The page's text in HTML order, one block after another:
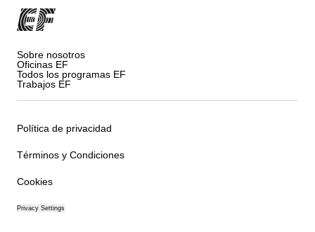
Sobre nosotros
Oficinas EF
Todos los programas EF
Trabajos EF
Política de privacidad
Términos y Condiciones
Cookies
Privacy Settings